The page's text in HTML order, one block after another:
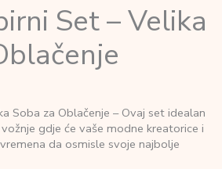
Set – Velika
Soba za Oblačenje – Ovaj set idealan
gdje će vaše modne kreatorice i
da osmisle svoje najbolje